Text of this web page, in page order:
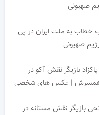
صهیونی
خطاب به ملت ایران در پی
صهیونی
بازیگر نقش آکو در
+ همسرش | عکس های شخصی
بازیگر نقش مستانه در